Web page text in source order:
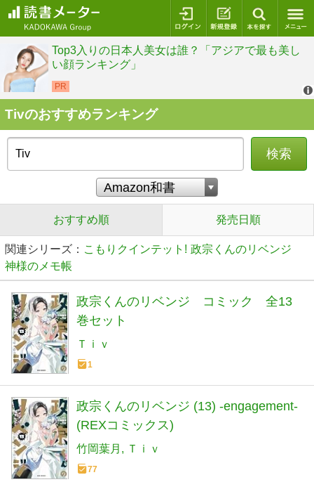
ログイン 新規登録
Tivのおすすめランキング
検索
おすすめ順 発売日順
関連シリーズ： こもりクインテット! 政宗くんのリベンジ
神様のメモ帳
政宗くんのリベンジ コミック 全13
巻セット
Ｔｉｖ
1
政宗くんのリベンジ (13) -engagement-
(REXコミックス)
竹岡葉月 Ｔｉｖ
77